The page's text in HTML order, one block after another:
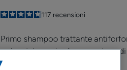
4.8
/5
117 recensioni
Primo shampoo trattante
potenziata contro la sensazione
ricorrente.